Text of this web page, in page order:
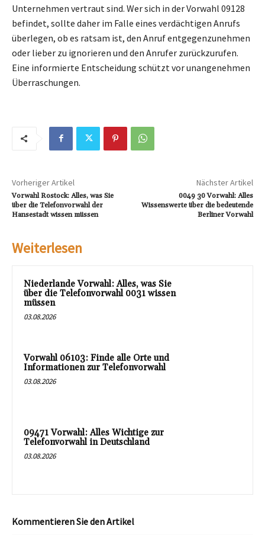
Unternehmen vertraut sind. Wer sich in der Vorwahl 09128
befindet, sollte daher im Falle eines verdächtigen Anrufs
überlegen, ob es ratsam ist, den Anruf entgegenzunehmen
oder lieber zu ignorieren und den Anrufer zurückzurufen.
Eine informierte Entscheidung schützt vor unangenehmen
Überraschungen.
Vorheriger Artikel
Vorwahl Rostock: Alles, was Sie
über die Telefonvorwahl der
Hansestadt wissen müssen
Nächster Artikel
0049 30 Vorwahl: Alles
Wissenswerte über die bedeutende
Berliner Vorwahl
Weiterlesen
Niederlande Vorwahl: Alles, was Sie
über die Telefonvorwahl 0031 wissen
müssen
03.08.2026
Vorwahl 06103: Finde alle Orte und
Informationen zur Telefonvorwahl
03.08.2026
09471 Vorwahl: Alles Wichtige zur
Telefonvorwahl in Deutschland
03.08.2026
Kommentieren Sie den Artikel